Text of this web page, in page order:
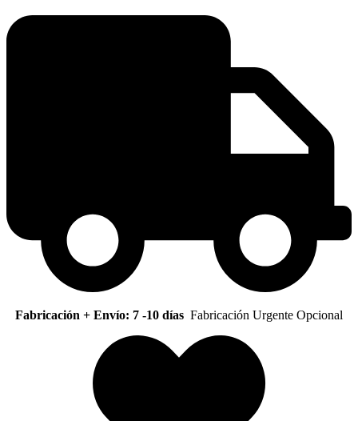
Fabricación + Envío: 7 -10 días Fabricación Urgente Opcional